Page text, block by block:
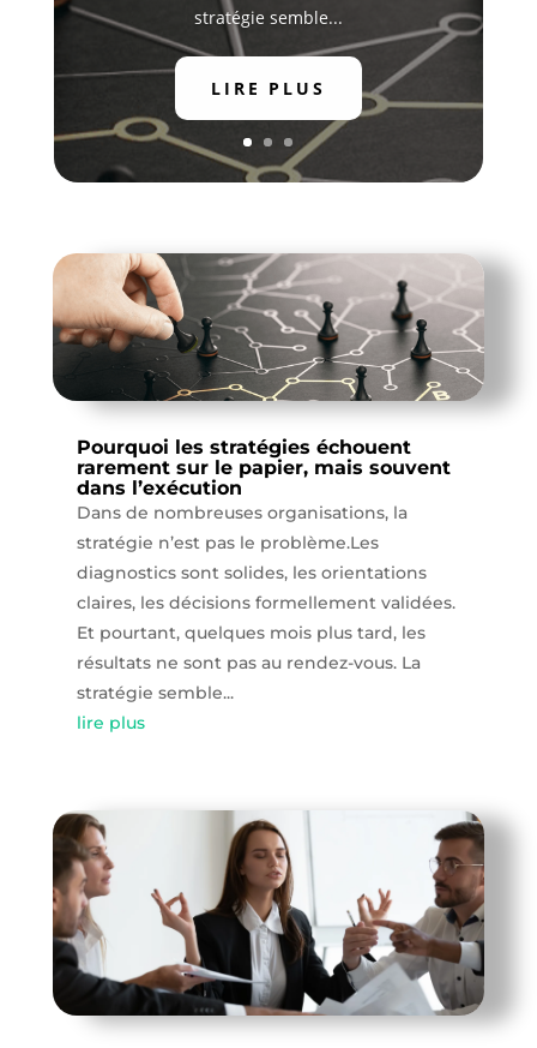
stratégie semble...
LIRE PLUS
Pourquoi les stratégies échouent
rarement sur le papier, mais souvent
dans l’exécution
Dans de nombreuses organisations, la
stratégie n’est pas le problème.Les
diagnostics sont solides, les orientations
claires, les décisions formellement validées.
Et pourtant, quelques mois plus tard, les
résultats ne sont pas au rendez-vous. La
stratégie semble...
lire plus